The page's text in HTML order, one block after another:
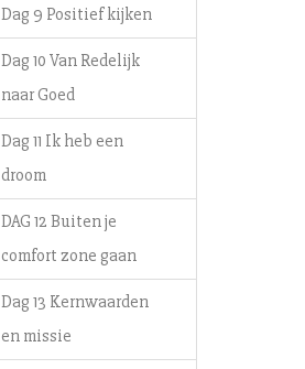
Dag 9 Positief kijken
Dag 10 Van Redelijk
naar Goed
Dag 11 Ik heb een
droom
DAG 12 Buiten je
comfort zone gaan
Dag 13 Kernwaarden
en missie